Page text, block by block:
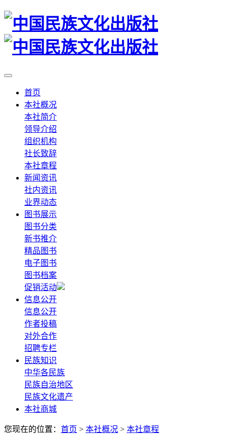
首页
本社概况
本社简介
领导介绍
组织机构
社长致辞
本社章程
新闻资讯
社内资讯
业界动态
图书展示
图书分类
新书推介
精品图书
电子图书
图书档案
促销活动
信息公开
信息公开
作者投稿
对外合作
招聘专栏
民族知识
中华各民族
民族自治地区
民族文化遗产
本社商城
您现在的位置： 首页 > 本社概况 > 本社章程